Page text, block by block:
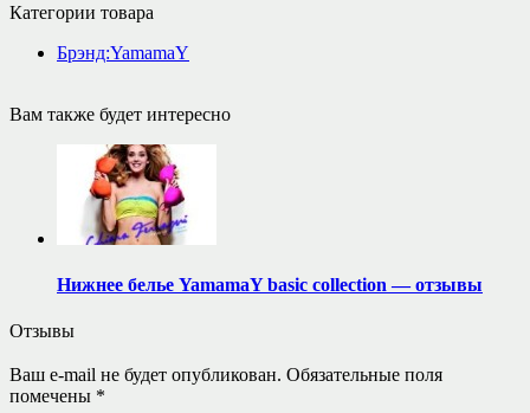
Категории товара
Брэнд:YamamaY
Вам также будет интересно
Нижнее белье YamamaY basic collection — отзывы
Отзывы
Ваш e-mail не будет опубликован. Обязательные поля
помечены *